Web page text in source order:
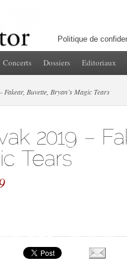
Politique de
Concerts Dossiers Editoriaux
Fakear, Buvette, Bryan’s Magic Tears